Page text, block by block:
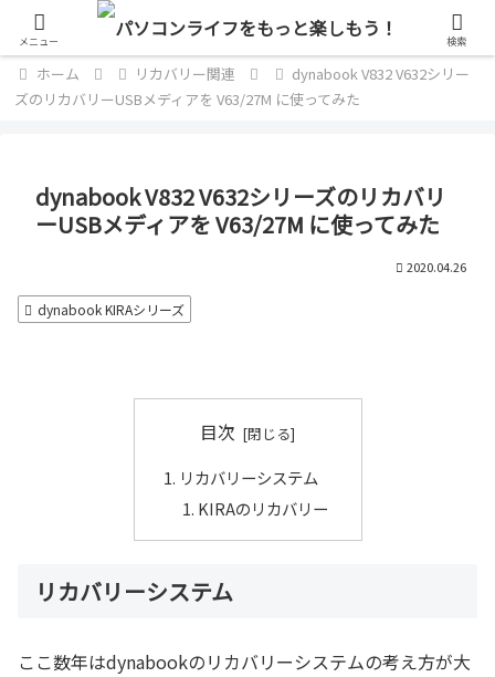
単なるパソコン好きのブログ
ホーム リカバリー関連
dynabook V832 V632シリー
ズのリカバリーUSBメディアを V63/27M に使ってみた
dynabook V832 V632シリーズのリカバリ
ーUSBメディアを V63/27M に使ってみた
2020.04.26
dynabook KIRAシリーズ
目次
リカバリーシステム
KIRAのリカバリー
リカバリーシステム
ここ数年はdynabookのリカバリーシステムの考え方が大
メニュー 検索